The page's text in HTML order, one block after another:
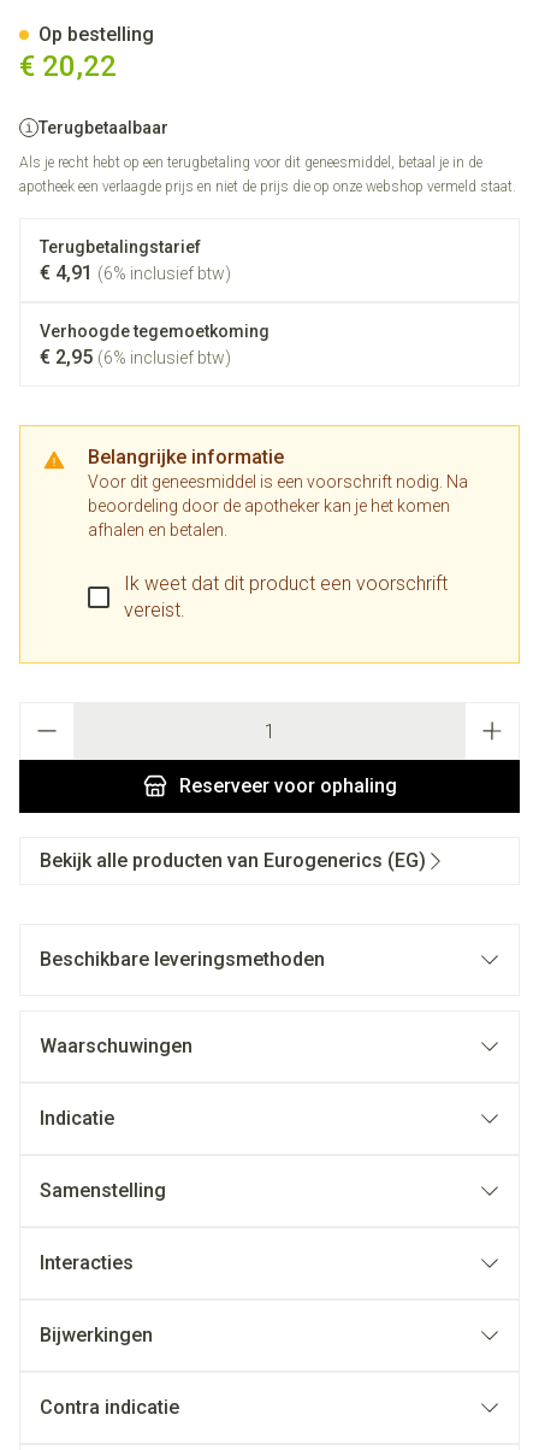
€ 20,22
Terugbetaalbaar
Als je recht hebt op een terugbetaling voor dit geneesmiddel, betaal je in de
apotheek een verlaagde prijs en niet de prijs die op onze webshop vermeld staat.
Terugbetalingstarief
€ 4,91 (6% inclusief btw)
Verhoogde tegemoetkoming
€ 2,95 (6% inclusief btw)
Belangrijke informatie
Voor dit geneesmiddel is een voorschrift nodig. Na
beoordeling door de apotheker kan je het komen
afhalen en betalen.
Ik weet dat dit product een voorschrift
vereist.
Reserveervoor ophaling
Op bestelling
Bekijk alle producten van Eurogenerics (EG)
Beschikbare leveringsmethoden
Waarschuwingen
Indicatie
Samenstelling
Interacties
Bijwerkingen
Contra indicatie